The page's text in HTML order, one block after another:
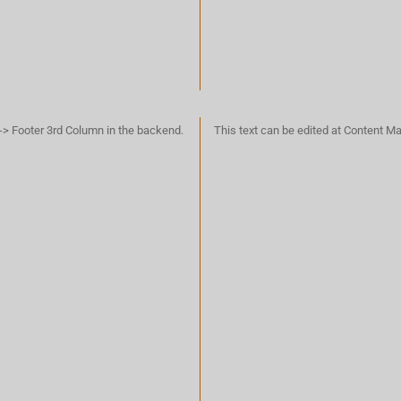
Footer 3rd Column in the backend. This text can be edited at Content